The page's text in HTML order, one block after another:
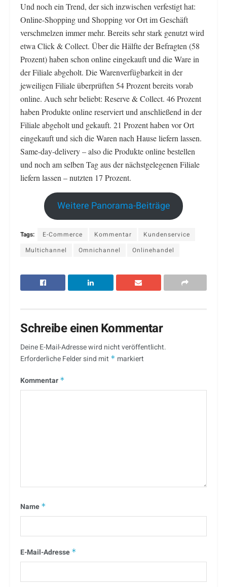
Und noch ein Trend, der sich inzwischen verfestigt hat:
Online-Shopping und Shopping vor Ort im Geschäft
verschmelzen immer mehr. Bereits sehr stark genutzt wird
etwa Click & Collect. Über die Hälfte der Befragten (58
Prozent) haben schon online eingekauft und die Ware in
der Filiale abgeholt. Die Warenverfügbarkeit in der
jeweiligen Filiale überprüften 54 Prozent bereits vorab
online. Auch sehr beliebt: Reserve & Collect. 46 Prozent
haben Produkte online reserviert und anschließend in der
Filiale abgeholt und gekauft. 21 Prozent haben vor Ort
eingekauft und sich die Waren nach Hause liefern lassen.
Same-day-delivery – also die Produkte online bestellen
und noch am selben Tag aus der nächstgelegenen Filiale
liefern lassen – nutzten 17 Prozent.
Weitere Panorama-Beiträge
Tags: E-Commerce Kommentar
Kundenservice
Multichannel
Omnichannel Onlinehandel
Schreibe einen Kommentar
Deine E-Mail-Adresse wird nicht veröffentlicht.
Erforderliche Felder sind mit * markiert
Kommentar *
Name *
E-Mail-Adresse *